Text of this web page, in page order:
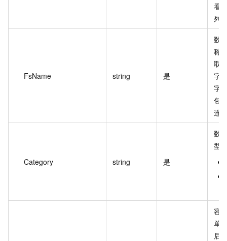
看
列
FsName string 是
数
称
取
字
字
包
连
Category string 是
数
型
容
单
后